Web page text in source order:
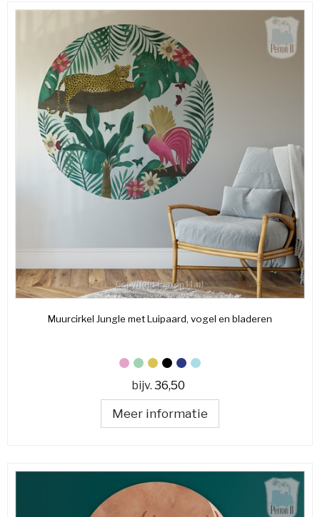
Muurcirkel Jungle met Luipaard, vogel en bladeren
bijv. 36,50
Meer informatie